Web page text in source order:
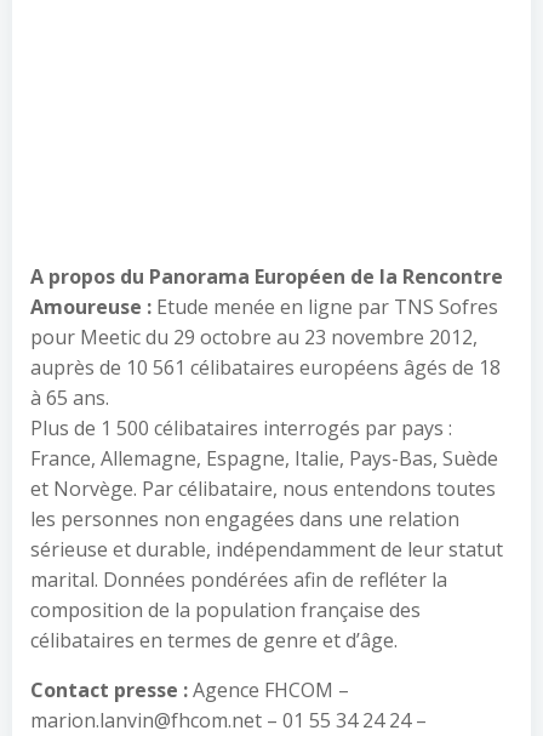
A propos du Panorama Européen de la Rencontre
Amoureuse : Etude menée en ligne par TNS Sofres
pour Meetic du 29 octobre au 23 novembre 2012,
auprès de 10 561 célibataires européens âgés de 18
à 65 ans.
Plus de 1 500 célibataires interrogés par pays :
France, Allemagne, Espagne, Italie, Pays-Bas, Suède
et Norvège. Par célibataire, nous entendons toutes
les personnes non engagées dans une relation
sérieuse et durable, indépendamment de leur statut
marital. Données pondérées afin de refléter la
composition de la population française des
célibataires en termes de genre et d’âge.
Contact presse :Agence FHCOM –
marion.lanvin@fhcom.net – 01 55 34 24 24 –